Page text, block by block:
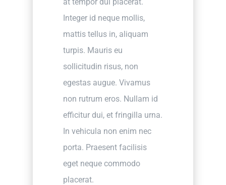
Integer id neque mollis,
mattis tellus in, aliquam
turpis. Mauris eu
sollicitudin risus, non
egestas augue. Vivamus
non rutrum eros. Nullam id
efficitur dui, et fringilla urna.
In vehicula non enim nec
porta. Praesent facilisis
eget neque commodo
placerat.